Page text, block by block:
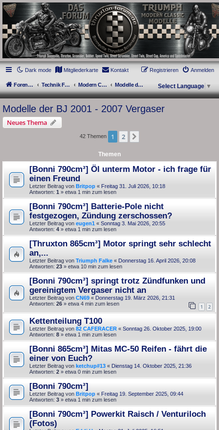
thruxton-forum.de
DAS FORUM! Alles rund um die Triumph Modern Classic Modelle. Das Forum für
die New Bonneville Baureihen ab BJ 2001. Triumph Bonneville, Thruxton,
Scrambler, Bobber, Speed Twin, Street Scrambler, Street Twin, Street Cup, America
und Speedmaster.
Dark mode
Mitgliederkarte Kontakt Anmelden
Registrieren
Foren-Übersicht Technik Forum Modern Classics - Baujahre 2001 bis 2015 [AC] Modelle der BJ 2001 - 2007 Vergaser Select Language ▼
Modelle der BJ 2001 - 2007 Vergaser
Neues Thema
42 Themen 1 2
Themen
[Bonni 790cm³] Öl unterm Motor - ich frage für
einen Freund
Letzter Beitrag von Britpop « Freitag 31. Juli 2026, 10:18
Antworten: 1 » etwa 1 min zum lesen
[Bonni 790cm³] Batterie-Pole nicht
festgezogen, Zündung zerschossen?
Letzter Beitrag von eugen1 « Sonntag 3. Mai 2026, 20:55
Antworten: 4 » etwa 1 min zum lesen
[Thruxton 865cm³] Motor springt sehr schlecht
an,...
Letzter Beitrag von Triumph Falke « Donnerstag 16. April 2026, 20:08
Antworten: 23 » etwa 10 min zum lesen
[Bonni 790cm³] springt trotz Zündfunken und
gereinigtem Vergaser nicht an
Letzter Beitrag von CN69 « Donnerstag 19. März 2026, 21:31
Antworten: 26 1 2
» etwa 4 min zum lesen
Kettenteilung T100
Letzter Beitrag von 82 CAFERACER « Sonntag 26. Oktober 2025, 19:00
Antworten: 8 » etwa 1 min zum lesen
[Bonni 865cm³] Mitas MC-50 Reifen - fährt die
einer von Euch?
Letzter Beitrag von ketchup#13 « Dienstag 14. Oktober 2025, 21:36
Antworten: 2 » etwa 0 min zum lesen
[Bonni 790cm³]
Letzter Beitrag von Britpop « Freitag 19. September 2025, 09:44
Antworten: 3 » etwa 1 min zum lesen
[Bonni 790cm³] Powerkit Raisch / Venturiloch
(Fotos)